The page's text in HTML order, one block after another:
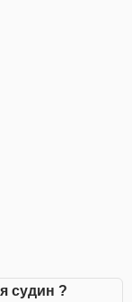
судин ?